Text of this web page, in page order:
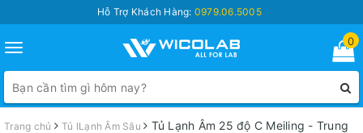
Hỗ Trợ Khách Hàng: 0979.06.5005
Toggle
navigation
0
Trang chủ Tủ lLạnh Âm Sâu
Tủ Lạnh Âm 25 độ C Meiling - Trung